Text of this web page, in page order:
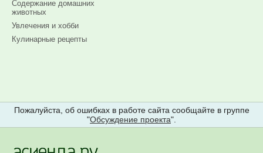
Содержание домашних
животных
Увлечения и хобби
Кулинарные рецепты
Пожалуйста, об ошибках в работе сайта сообщайте в группе
"Обсуждение проекта".